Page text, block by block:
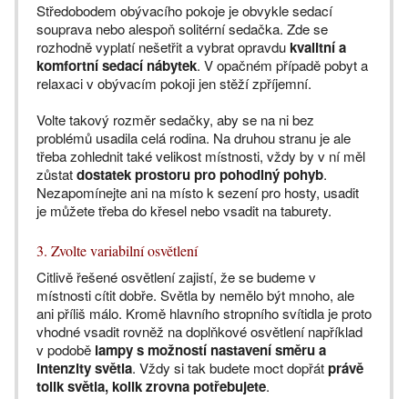
Středobodem obývacího pokoje je obvykle sedací
souprava nebo alespoň solitérní sedačka. Zde se
rozhodně vyplatí nešetřit a vybrat opravdukvalitní a
komfortní sedací nábytek. V opačném případě pobyt a
relaxaci v obývacím pokoji jen stěží zpříjemní.
Volte takový rozměr sedačky, aby se na ni bez
problémů usadila celá rodina. Na druhou stranu je ale
třeba zohlednit také velikost místnosti, vždy by v ní měl
zůstatdostatek prostoru pro pohodlný pohyb.
Nezapomínejte ani na místo k sezení pro hosty, usadit
je můžete třeba do křesel nebo vsadit na taburety.
3. Zvolte variabilní osvětlení
Citlivě řešené osvětlení zajistí, že se budeme v
místnosti cítit dobře. Světla by nemělo být mnoho, ale
ani příliš málo. Kromě hlavního stropního svítidla je proto
vhodné vsadit rovněž na doplňkové osvětlení například
v podobě lampy s možností nastavení směru a
intenzity světla. Vždy si tak budete moct dopřátprávě
tolik světla, kolik zrovna potřebujete.